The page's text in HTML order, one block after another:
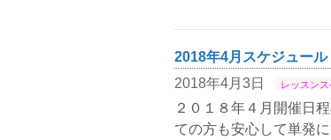
2018年4月スケジュール
2018年4月3日
レッスン
２０１８年４月開催日
ての方も安心して単発